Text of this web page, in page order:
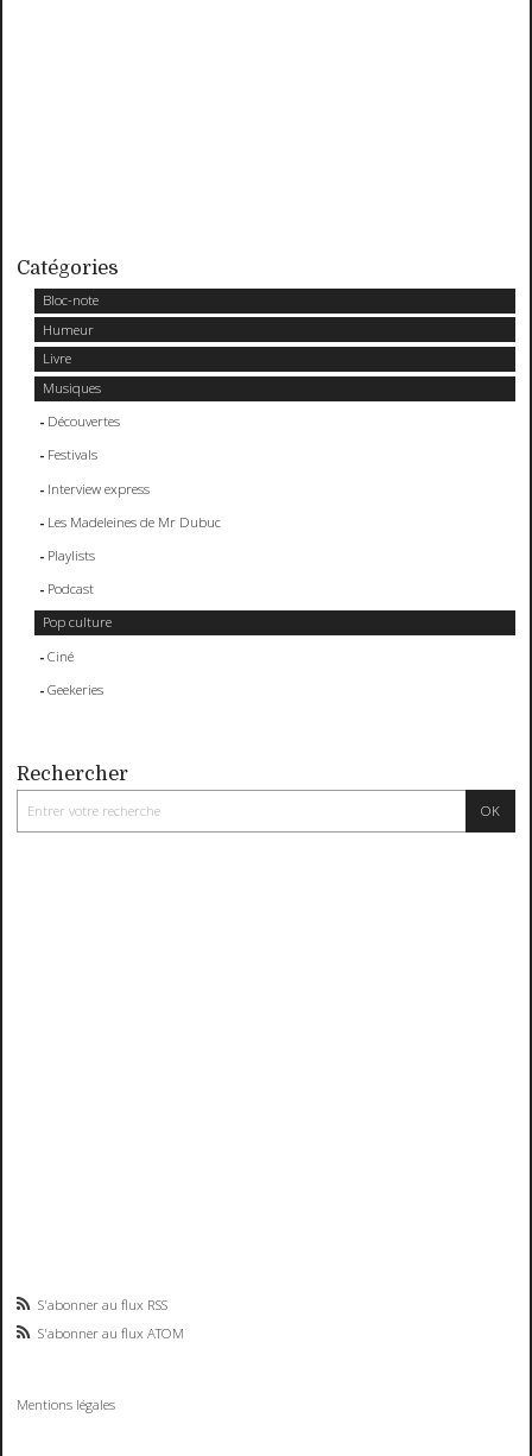
Catégories
Bloc-note
Humeur
Livre
Musiques
Découvertes
Festivals
Interview express
Les Madeleines de Mr Dubuc
Playlists
Podcast
Pop culture
Ciné
Geekeries
Rechercher
S'abonner au flux RSS
S'abonner au flux ATOM
Mentions légales